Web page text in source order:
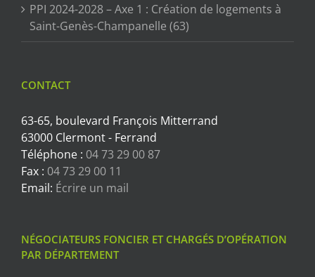
PPI 2024-2028 – Axe 1 : Création de logements à
Saint-Genès-Champanelle (63)
CONTACT
63-65, boulevard François Mitterrand
63000 Clermont - Ferrand
Téléphone : 04 73 29 00 87
Fax : 04 73 29 00 11
Email: Écrire un mail
NÉGOCIATEURS FONCIER ET CHARGÉS D’OPÉRATION
PAR DÉPARTEMENT